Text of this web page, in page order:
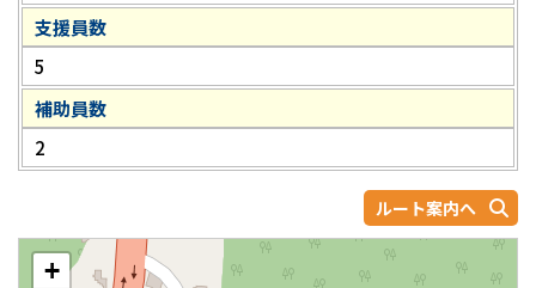
支援員数
5
補助員数
2
ルート案内へ
+